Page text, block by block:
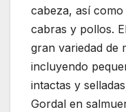
cabeza, así
cabras y pollos.
gran variedad de
incluyendo
intactas y
Gordal en